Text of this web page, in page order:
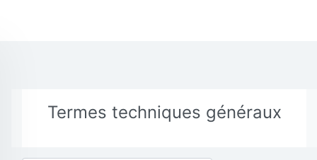
Termes techniques généraux